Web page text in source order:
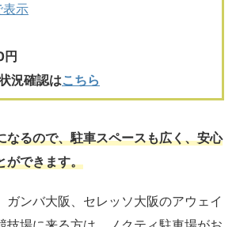
示
況確認はこちら
なるので、駐車スペースも広く、安心
ができます。
ガンバ大阪、セレッソ大阪のアウェイ